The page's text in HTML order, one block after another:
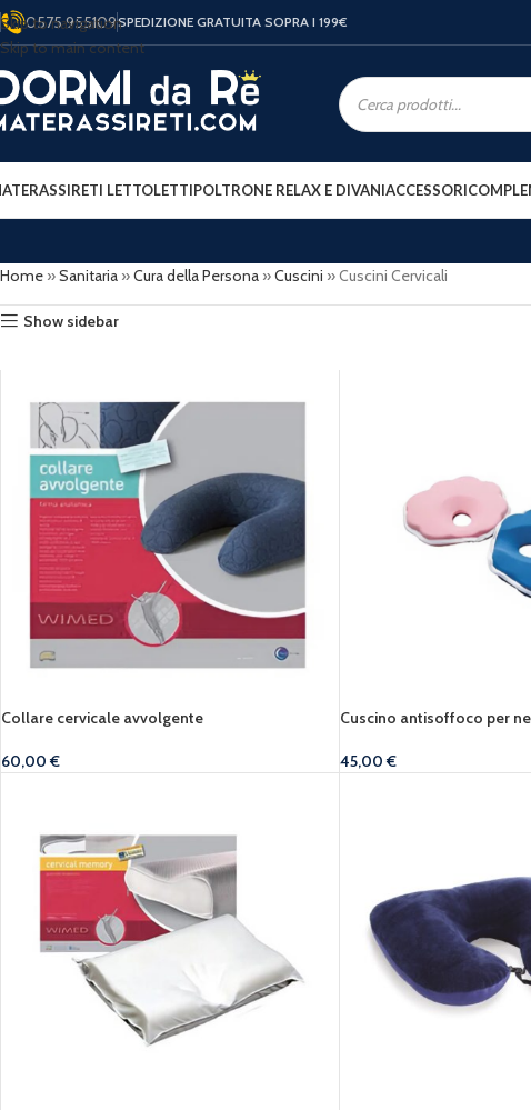
Skip to navigation
Skip to main content
0575 955109SPEDIZIONE GRATUITA SOPRA I 199€
RETI LETTOLETTIPOLTRONE RELAX E DIVANIACCESSORI
Home »Sanitaria »Cura della Persona »Cuscini »Cuscini Cervicali
Show sidebar
Collare cervicale avvolgente
60,00€
Cuscino antisoffoco per
45,00€